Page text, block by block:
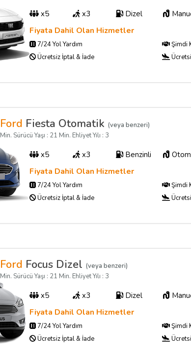
x5 x3 Dizel
Fiyata Dahil Olan Hizmetler
7/24 Yol Yardım
Şimdi
Ücretsiz İptal & İade
Ford Fiesta Otomatik (veya benzeri)
Min. Sürücü Yaşı : 21 Min. Ehliyet Yılı : 3
x5 x3 Benzinli
Fiyata Dahil Olan Hizmetler
7/24 Yol Yardım
Şimdi
Ücretsiz İptal & İade
Ford Focus Dizel (veya benzeri)
Min. Sürücü Yaşı : 21 Min. Ehliyet Yılı : 3
x5 x3 Dizel
Fiyata Dahil Olan Hizmetler
7/24 Yol Yardım
Şimdi
Ücretsiz İptal & İade